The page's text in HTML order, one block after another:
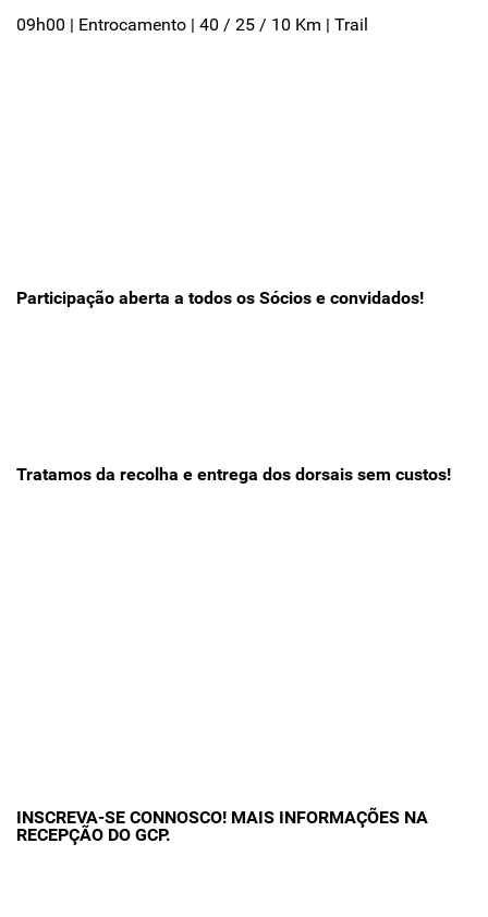
09h00 | Entrocamento | 40 / 25 / 10 Km | Trail
Participação aberta a todos os Sócios e convidados!
Tratamos da recolha e entrega dos dorsais sem custos!
INSCREVA-SE CONNOSCO! MAIS INFORMAÇÕES NA
RECEPÇÃO DO GCP.